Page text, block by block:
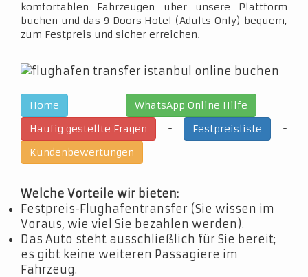
komfortablen Fahrzeugen über unsere Plattform
buchen und das 9 Doors Hotel (Adults Only) bequem,
zum Festpreis und sicher erreichen.
Home - WhatsApp Online Hilfe
-
Häufig gestellte Fragen
- Festpreisliste
-
Kundenbewertungen
Welche Vorteile wir bieten:
Festpreis-Flughafentransfer (Sie wissen im
Voraus, wie viel Sie bezahlen werden).
Das Auto steht ausschließlich für Sie bereit;
es gibt keine weiteren Passagiere im
Fahrzeug.